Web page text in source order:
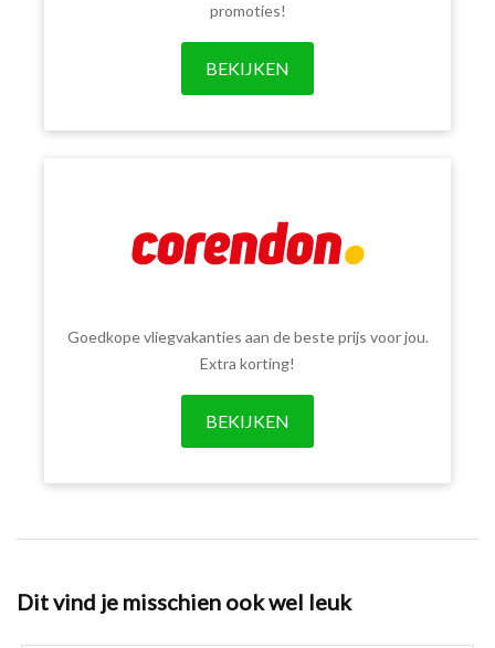
promoties!
BEKIJKEN
Goedkope vliegvakanties aan de beste prijs voor jou.
Extra korting!
BEKIJKEN
Dit vind je misschien ook wel leuk